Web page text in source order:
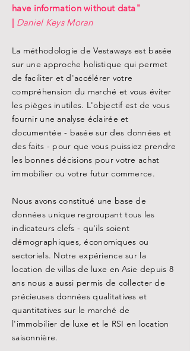
have information without data"
| Daniel Keys Moran
La méthodologie de Vestaways est basée
sur une approche holistique qui permet
de faciliter et d'accélérer votre
compréhension du marché et vous éviter
les pièges inutiles. L'objectif est de vous
fournir une analyse éclairée et
documentée - basée sur des données et
des faits - pour que vous puissiez prendre
les bonnes décisions pour votre achat
immobilier ou votre futur commerce.
Nous avons constitué une base de
données unique regroupant tous les
indicateurs clefs - qu'ils soient
démographiques, économiques ou
sectoriels. Notre expérience sur la
location de villas de luxe en Asie depuis 8
ans nous a aussi permis de collecter de
précieuses données qualitatives et
quantitatives sur le marché de
l'immobilier de luxe et le RSI en location
saisonnière.